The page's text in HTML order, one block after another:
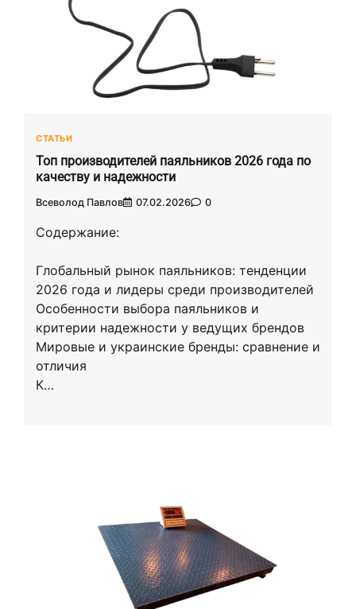
СТАТЬИ
Топ производителей паяльников 2026 года по
качеству и надежности
Всеволод Павлов 07.02.2026 0
Содержание:
Глобальный рынок паяльников: тенденции
2026 года и лидеры среди производителей
Особенности выбора паяльников и
критерии надежности у ведущих брендов
Мировые и украинские бренды: сравнение и
отличия
К…